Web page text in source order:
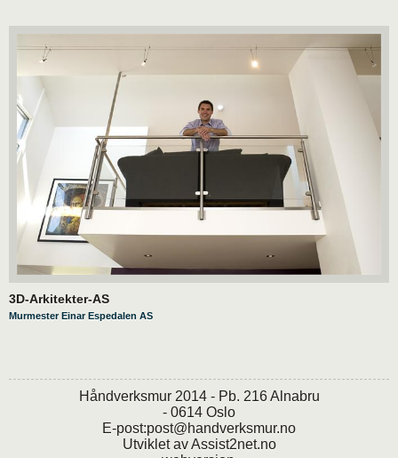
3D-Arkitekter-AS
Murmester Einar Espedalen AS
Håndverksmur 2014 - Pb. 216 Alnabru
- 0614 Oslo
E-post:post@handverksmur.no
Utviklet avAssist2net.no